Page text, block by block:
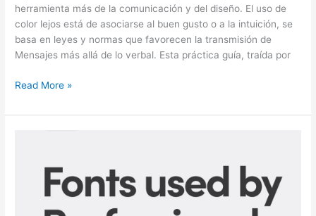
herramienta más de la comunicación y del diseño. El uso de
color lejos está de asociarse al buen gusto o a la intuición, se
basa en leyes y normas que favorecen la transmisión de
Mensajes más allá de lo verbal. Esta práctica guía, traída por
diseño
Read More »
profesionales